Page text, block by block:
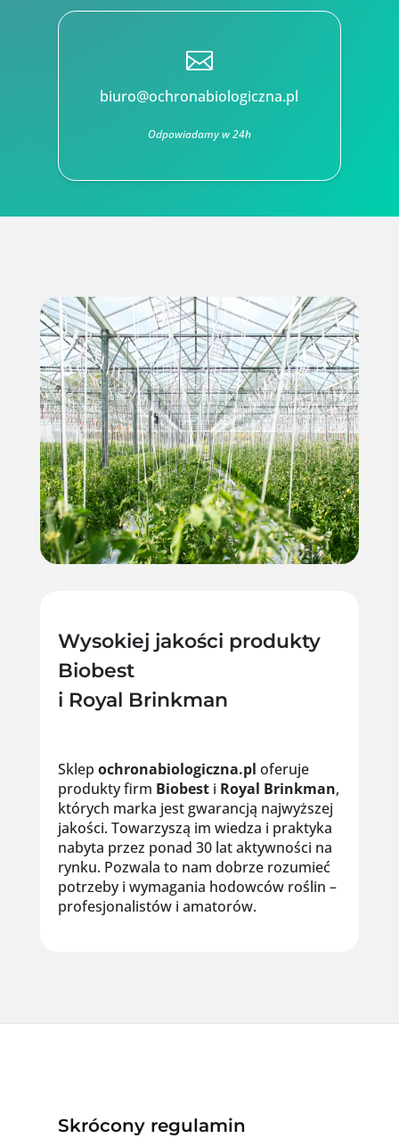

biuro@ochronabiologiczna.pl
Odpowiadamy w 24h
Wysokiej jakości produkty
Biobest
i Royal Brinkman
Sklep ochronabiologiczna.pl oferuje
produkty firm Biobesti Royal Brinkman,
których marka jest gwarancją najwyższej
jakości. Towarzyszą im wiedza i praktyka
nabyta przez ponad 30 lat aktywności na
rynku. Pozwala to nam dobrze rozumieć
potrzeby i wymagania hodowców roślin –
profesjonalistów i amatorów.
Skrócony regulamin